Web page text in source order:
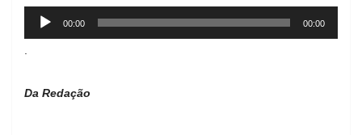
Tocador
de
00:00 00:00
Da Redação